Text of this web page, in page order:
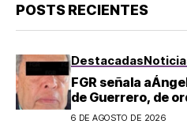
POSTS RECIENTES
Destacadas
FGR señala
de Guerrero, de
evidencia sobre el
6 DE AGOSTO DE 2026